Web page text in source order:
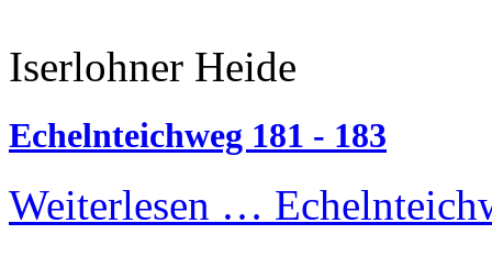
Iserlohner Heide
Echelnteichweg 181 - 183
Weiterlesen …